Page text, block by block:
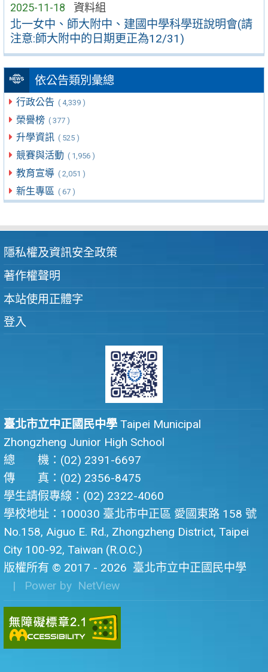
2025-11-18 資料組
北一女中、師大附中、建國中學科學班說明會(請
注意:師大附中的日期更正為12/31)
依公告類別彙總
行政公告 ( 4,339 )
榮譽榜 ( 377 )
升學資訊 ( 525 )
競賽與活動 ( 1,956 )
教育宣導 ( 2,051 )
新生專區 ( 67 )
隱私權及資訊安全政策
著作權聲明
本站使用正體字
登入
臺北市立中正國民中學 Taipei Municipal
Zhongzheng Junior High School
總 機：(02) 2391-6697
傳 真：(02) 2356-8475
學生請假專線：(02) 2322-4060
學校地址：100030 臺北市中正區 愛國東路 158 號
No.158, Aiguo E. Rd., Zhongzheng District, Taipei
City 100-92, Taiwan (R.O.C.)
版權所有 © 2017 - 2026 臺北市立中正國民中學
| Power by NetView